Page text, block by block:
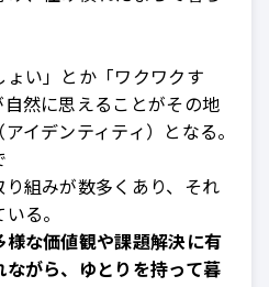
い」とか「ワクワクす
然に思えることがその地
イデンティティ）となる。
組みが数多くあり、それ
る。
な価値観や課題解決に有
がら、ゆとりを持って暮